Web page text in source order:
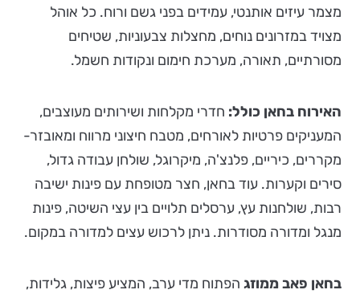
מצמר עיזים אותנטי, עמידים בפני גשם ורוח. כל אוהל
מצויד במזרונים נוחים, מחצלות צבעוניות, שטיחים
מסורתיים, תאורה, מערכת חימום ונקודות חשמל.
האירוח בחאן כולל: חדרי מקלחות ושירותים מעוצבים,
המעניקים פרטיות לאורחים, מטבח חיצוני מרווח ומאובזר-
מקררים, כיריים, פלנצ'ה, מיקרוגל, שולחן עבודה גדול,
סירים וקערות. עוד בחאן, חצר מטופחת עם פינות ישיבה
רבות, שולחנות עץ, ערסלים תלויים בין עצי השיטה, פינות
מנגל ומדורה מסודרות. ניתן לרכוש עצים למדורה במקום.
בחאן פאב ממוזג הפתוח מדי ערב, המציע פיצות, גלידות,